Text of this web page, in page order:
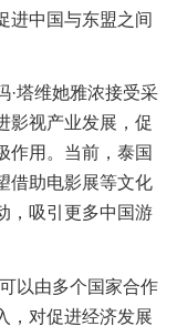
进中国与东盟之间
塔维她雅浓接受采
影视产业发展，促
作用。当前，泰国
借助电影展等文化
，吸引更多中国游
以由多个国家合作
，对促进经济发展